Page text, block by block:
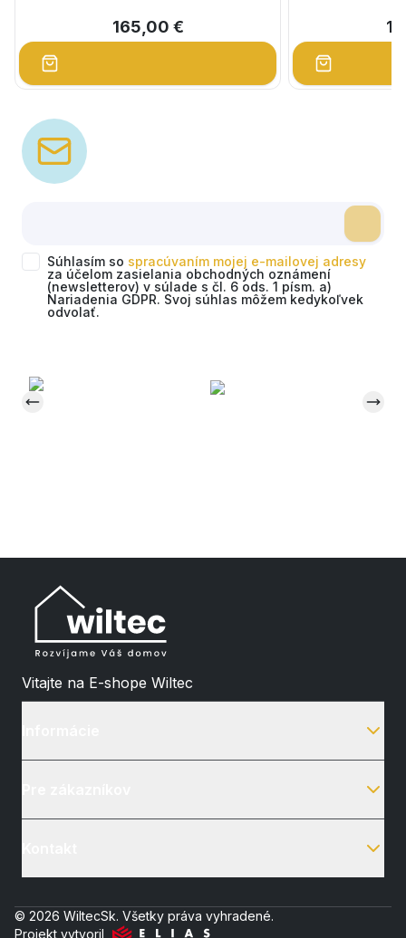
165,00 €
Súhlasím so spracúvaním mojej e-mailovej adresy
za účelom zasielania obchodných oznámení
(newsletterov) v súlade s čl. 6 ods. 1 písm. a)
Nariadenia GDPR. Svoj súhlas môžem kedykoľvek
odvolať.
Vitajte na E-shope Wiltec
© 2026 WiltecSk. Všetky práva vyhradené.
Projekt vytvoril